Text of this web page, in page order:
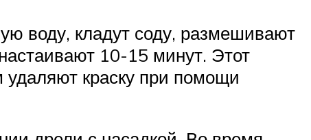
воду, кладут соду, размешивают
10-15 минут. Этот
удаляют краску при помощи